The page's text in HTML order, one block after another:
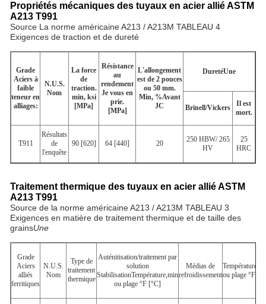
Propriétés mécaniques des tuyaux en acier allié ASTM
A213 T991
Source La norme américaine A213 / A213M TABLEAU 4
Exigences de traction et de dureté
Grade
Aciers à
faible
teneur en
alliages:
N.U.S.
Nom
La force
de
traction.
min, ksi
[MPa]
Résistance
au
rendement
Je vous en
prie.
[MPa]
L'allongement
est de 2 pouces
ou 50 mm.
Min, %Avant
JC
DuretéUne
Brinell/Vickers
Il est
mort.
T911
Résultats
de
l'enquête
90 [620] 64 [440] 20
250 HBW/ 265
HV
25
HRC
Traitement thermique des tuyaux en acier allié ASTM
A213 T991
Source de la norme américaine A213 / A213M TABLEAU 3
Exigences en matière de traitement thermique et de taille des
grainsUne
Grade
Aciers
alliés
ferritiques
N.U.S.
Nom
Type de
traitement
thermique
Auténitisation/traitement par
solution
StabilisationTempérature,min
ou plage °F [°C]
Médias de
refroidissementou plage °F